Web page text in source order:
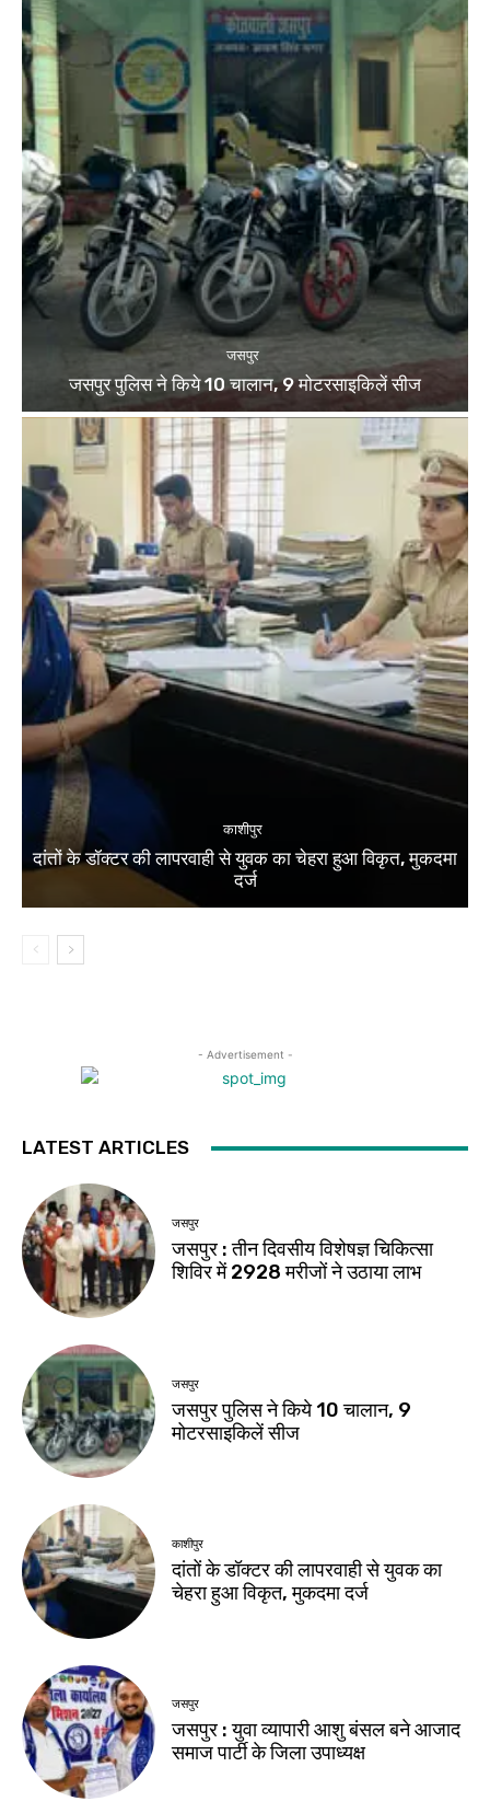
जसपुर
जसपुर पुलिस ने किये 10 चालान, 9 मोटरसाइकिलें सीज
काशीपुर
दांतों के डॉक्टर की लापरवाही से युवक का चेहरा हुआ विकृत, मुकदमा
दर्ज
- Advertisement -
LATEST ARTICLES
जसपुर
जसपुर : तीन दिवसीय विशेषज्ञ चिकित्सा
शिविर में 2928 मरीजों ने उठाया लाभ
जसपुर
जसपुर पुलिस ने किये 10 चालान, 9
मोटरसाइकिलें सीज
काशीपुर
दांतों के डॉक्टर की लापरवाही से युवक का
चेहरा हुआ विकृत, मुकदमा दर्ज
जसपुर
जसपुर : युवा व्यापारी आशु बंसल बने आजाद
समाज पार्टी के जिला उपाध्यक्ष